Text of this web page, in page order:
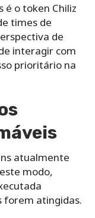
é otoken Chiliz
times de
de
interagir com
prioritário na
atualmente
modo,
forem atingidas.